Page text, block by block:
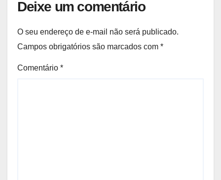
Deixe um comentário
O seu endereço de e-mail não será publicado.
Campos obrigatórios são marcados com *
Comentário *